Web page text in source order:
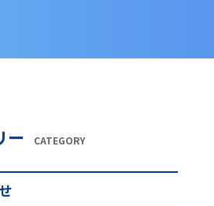
ー CATEGORY